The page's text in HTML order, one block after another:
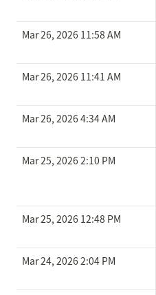
Mar 26, 2026 11:58 AM
Mar 26, 2026 11:41 AM
Mar 26, 2026 4:34 AM
Mar 25, 2026 2:10 PM
Mar 25, 2026 12:48 PM
Mar 24, 2026 2:04 PM